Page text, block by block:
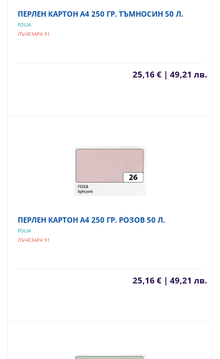
ПЕРЛЕН КАРТОН А4 250 ГР. ТЪМНОСИН 50 Л.
FOLIA
ЛЪЧЕЗАРА 91
25,16 € | 49,21 лв.
ПЕРЛЕН КАРТОН А4 250 ГР. РОЗОВ 50 Л.
FOLIA
ЛЪЧЕЗАРА 91
25,16 € | 49,21 лв.